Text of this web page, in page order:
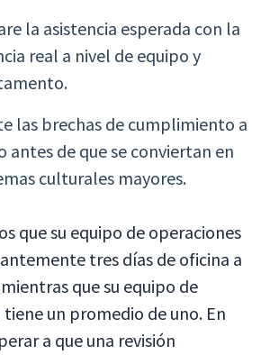
la asistencia esperada con la
real a nivel de equipo y
las brechas de cumplimiento a
antes de que se conviertan en
culturales mayores.
que su equipo de operaciones
tres días de oficina a
que su equipo de
un promedio de uno. En
a que una revisión